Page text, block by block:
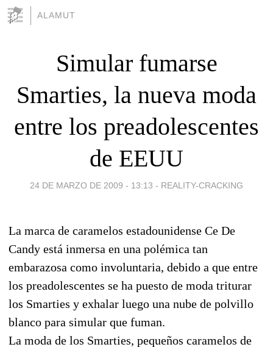
ALAMUT
Simular fumarse
Smarties, la nueva moda
entre los preadolescentes
de EEUU
24 DE MARZO DE 2009 - 13:13 - REALITY-CRACKING
La marca de caramelos estadounidense Ce De
Candy está inmersa en una polémica tan
embarazosa como involuntaria, debido a que entre
los preadolescentes se ha puesto de moda triturar
los Smarties y exhalar luego una nube de polvillo
blanco para simular que fuman.
La moda de los Smarties, pequeños caramelos de